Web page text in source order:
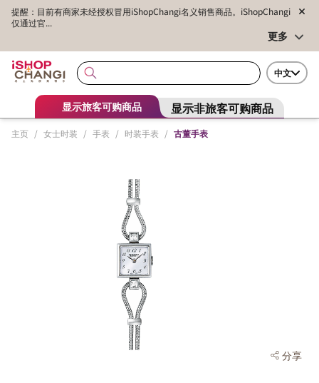
提醒：目前有商家未经授权冒用iShopChangi名义销售商品。iShopChangi
仅通过官...
更多
中文
显示旅客可购商品 显示非旅客可购商品
主页 / 女士时装 / 手表 / 时装手表 / 古董手表
分享